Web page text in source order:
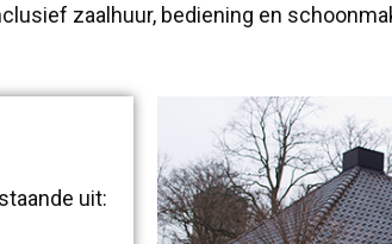
zaalhuur, bediening en
uit: